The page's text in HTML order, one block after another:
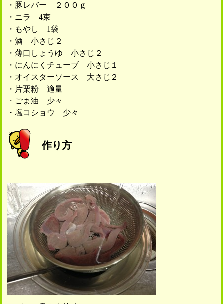
・豚レバー ２００ｇ
・ニラ 4束
・もやし 1袋
・酒 小さじ２
・薄口しょうゆ 小さじ２
・にんにくチューブ 小さじ１
・オイスターソース 大さじ２
・片栗粉 適量
・ごま油 少々
・塩コショウ 少々
作り方